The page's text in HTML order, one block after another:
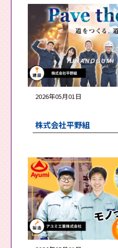
2026年05月01日
株式会社平野組